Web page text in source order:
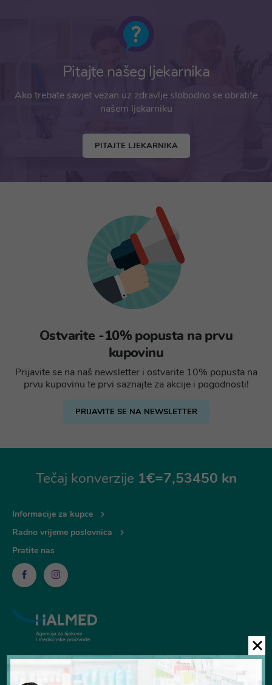
Pitajte našeg ljekarnika
Ako trebate savjet vezan uz zdravlje slobodno se obratite
našem ljekarniku
PITAJTE LJEKARNIKA
Ostvarite -10% popusta na prvu
kupovinu
Prijavite se na naš newsletter i ostvarite 10% popusta na
prvu kupovinu te prvi saznajte za akcije i pogodnosti!
PRIJAVITE SE NA NEWSLETTER
Tečaj konverzije 1€=7,53450 kn
Informacije za kupce
Radno vrijeme poslovnica
Pratite nas